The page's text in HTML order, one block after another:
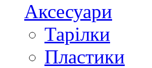
Аксесуари
Тарілки
Пластики